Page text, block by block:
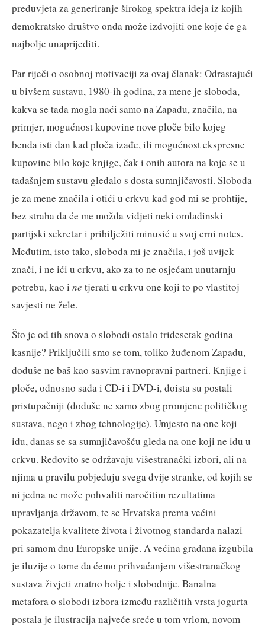
preduvjeta za generiranje širokog spektra ideja iz kojih
demokratsko društvo onda može izdvojiti one koje će ga
najbolje unaprijediti.
Par riječi o osobnoj motivaciji za ovaj članak: Odrastajući
u bivšem sustavu, 1980-ih godina, za mene je sloboda,
kakva se tada mogla naći samo na Zapadu, značila, na
primjer, mogućnost kupovine nove ploče bilo kojeg
benda isti dan kad ploča izađe, ili mogućnost ekspresne
kupovine bilo koje knjige, čak i onih autora na koje se u
tadašnjem sustavu gledalo s dosta sumnjičavosti. Sloboda
je za mene značila i otići u crkvu kad god mi se prohtije,
bez straha da će me možda vidjeti neki omladinski
partijski sekretar i pribilježiti minusić u svoj crni notes.
Međutim, isto tako, sloboda mi je značila, i još uvijek
znači, i ne ići u crkvu, ako za to ne osjećam unutarnju
potrebu, kao i ne tjerati u crkvu one koji to po vlastitoj
savjesti ne žele.
Što je od tih snova o slobodi ostalo tridesetak godina
kasnije? Priključili smo se tom, toliko žuđenom Zapadu,
doduše ne baš kao sasvim ravnopravni partneri. Knjige i
ploče, odnosno sada i CD-i i DVD-i, doista su postali
pristupačniji (doduše ne samo zbog promjene političkog
sustava, nego i zbog tehnologije). Umjesto na one koji
idu, danas se sa sumnjičavošću gleda na one koji ne idu u
crkvu. Redovito se održavaju višestranački izbori, ali na
njima u pravilu pobjeđuju svega dvije stranke, od kojih se
ni jedna ne može pohvaliti naročitim rezultatima
upravljanja državom, te se Hrvatska prema većini
pokazatelja kvalitete života i životnog standarda nalazi
pri samom dnu Europske unije. A većina građana izgubila
je iluzije o tome da ćemo prihvaćanjem višestranačkog
sustava živjeti znatno bolje i slobodnije. Banalna
metafora o slobodi izbora između različitih vrsta jogurta
postala je ilustracija najveće sreće u tom vrlom, novom